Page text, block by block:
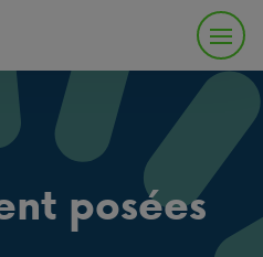
posées